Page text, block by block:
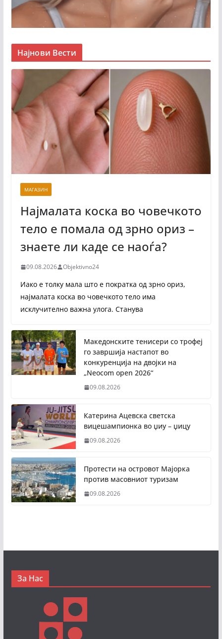
Најнови Вести
МАГАЗИН
Најмалата коска во човечкото
тело е помала од зрно ориз –
знаете ли каде се наоѓа?
09.08.2026 Objektivno24
Иако е толку мала што е пократка од зрно ориз,
најмалата коска во човечкото тело има
исклучително важна улога. Станува
Македонските тенисери со трофеј
го завршија настапот во
конкуренција на двојки на
„Neocom open 2026“
09.08.2026
Катерина Ацевска светска
вицешампионка во џиу – џицу
09.08.2026
Протести на островот Мајорка
против масовниот туризам
09.08.2026
За Нас